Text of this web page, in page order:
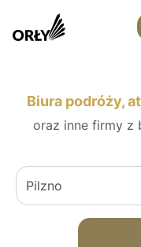
Biura podróży,
oraz inne firmy z